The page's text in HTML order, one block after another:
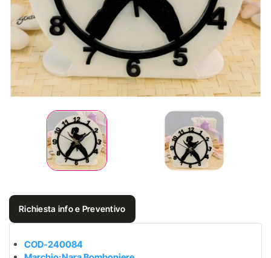
Richiesta info e Preventivo
COD-240084